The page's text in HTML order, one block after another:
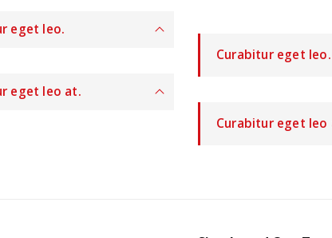
eget leo.
eget leo at.
Curabitur eget leo.
Curabitur eget leo